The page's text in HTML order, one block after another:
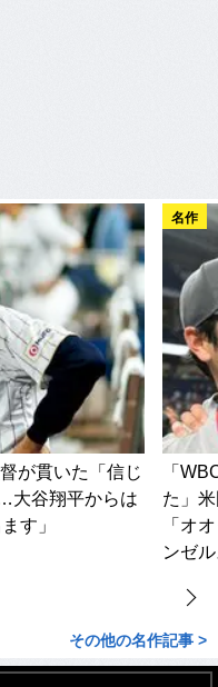
が貫いた「信じ
大谷翔平からは
す」
名作
「
た」
「オ
ンゼ
その他の名作記事 >